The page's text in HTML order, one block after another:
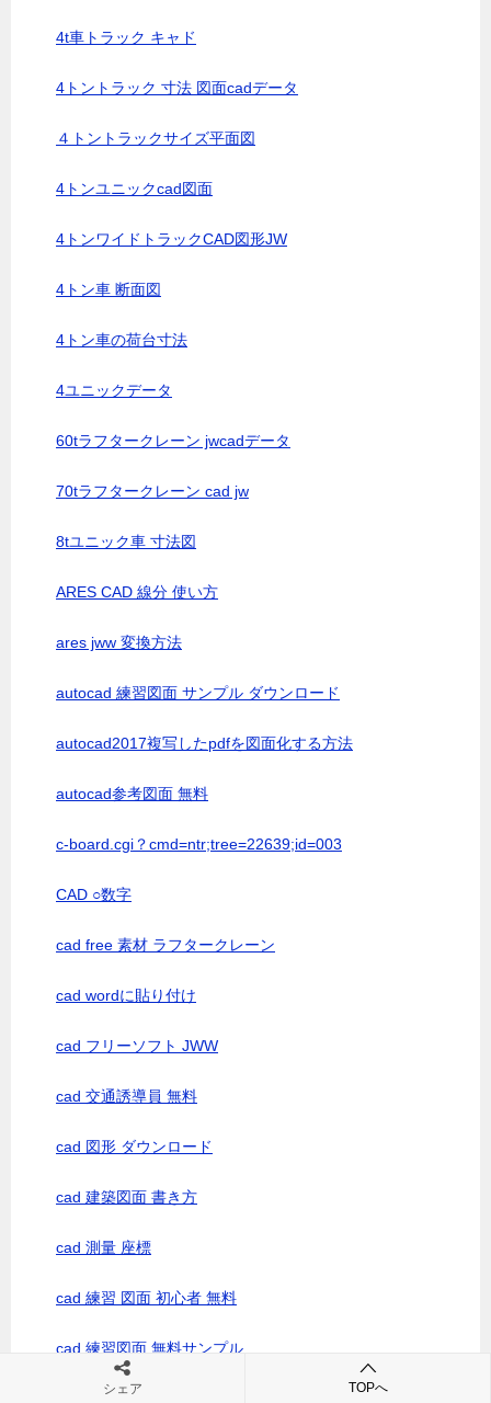
4t車トラック キャド
4トントラック 寸法 図面cadデータ
４トントラックサイズ平面図
4トンユニックcad図面
4トンワイドトラックCAD図形JW
4トン車 断面図
4トン車の荷台寸法
4ユニックデータ
60tラフタークレーン jwcadデータ
70tラフタークレーン cad jw
8tユニック車 寸法図
ARES CAD 線分 使い方
ares jww 変換方法
autocad 練習図面 サンプル ダウンロード
autocad2017複写したpdfを図面化する方法
autocad参考図面 無料
c-board.cgi？cmd=ntr;tree=22639;id=003
CAD ○数字
cad free 素材 ラフタークレーン
cad wordに貼り付け
cad フリーソフト JWW
cad 交通誘導員 無料
cad 図形 ダウンロード
cad 建築図面 書き方
cad 測量 座標
cad 練習 図面 初心者 無料
cad 練習図面 無料サンプル
cad 縦断図 作成
シェア TOPへ